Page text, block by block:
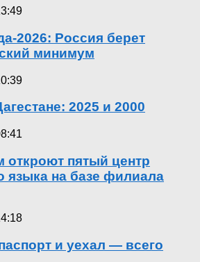
2026: Россия берет
минимум
2025 и 2000
откроют пятый центр
языка на базе филиала
и уехал — всего